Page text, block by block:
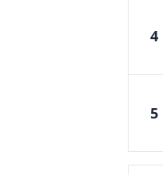
4
5